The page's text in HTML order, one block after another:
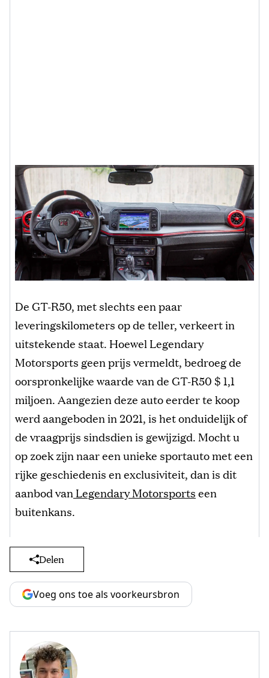
De GT-R50, met slechts een paar
leveringskilometers op de teller, verkeert in
uitstekende staat. Hoewel Legendary
Motorsports geen prijs vermeldt, bedroeg de
oorspronkelijke waarde van de GT-R50 $ 1,1
miljoen. Aangezien deze auto eerder te koop
werd aangeboden in 2021, is het onduidelijk of
de vraagprijs sindsdien is gewijzigd. Mocht u
op zoek zijn naar een unieke sportauto met een
rijke geschiedenis en exclusiviteit, dan is dit
aanbod van Legendary Motorsportseen
buitenkans.
Delen
Voeg ons toe als voorkeursbron